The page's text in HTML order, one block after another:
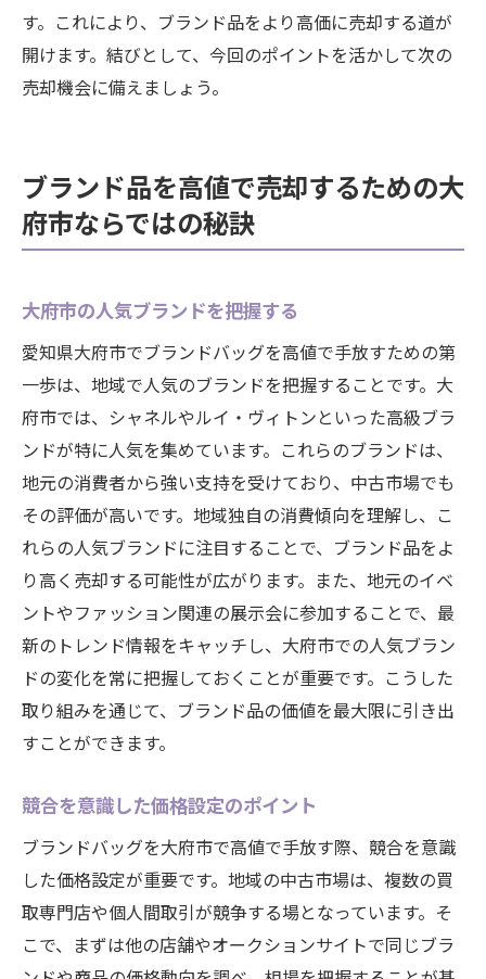
す。これにより、ブランド品をより高価に売却する道が
開けます。結びとして、今回のポイントを活かして次の
売却機会に備えましょう。
ブランド品を高値で売却するための大
府市ならではの秘訣
大府市の人気ブランドを把握する
愛知県大府市でブランドバッグを高値で手放すための第
一歩は、地域で人気のブランドを把握することです。大
府市では、シャネルやルイ・ヴィトンといった高級ブラ
ンドが特に人気を集めています。これらのブランドは、
地元の消費者から強い支持を受けており、中古市場でも
その評価が高いです。地域独自の消費傾向を理解し、こ
れらの人気ブランドに注目することで、ブランド品をよ
り高く売却する可能性が広がります。また、地元のイベ
ントやファッション関連の展示会に参加することで、最
新のトレンド情報をキャッチし、大府市での人気ブラン
ドの変化を常に把握しておくことが重要です。こうした
取り組みを通じて、ブランド品の価値を最大限に引き出
すことができます。
競合を意識した価格設定のポイント
ブランドバッグを大府市で高値で手放す際、競合を意識
した価格設定が重要です。地域の中古市場は、複数の買
取専門店や個人間取引が競争する場となっています。そ
こで、まずは他の店舗やオークションサイトで同じブラ